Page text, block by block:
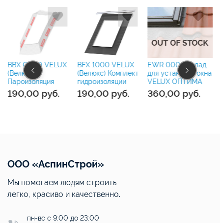
BBX 0000 VELUX
(Велюкс)
Пароизоляция
190,00 руб.
BFX 1000 VELUX
(Велюкс) Комплект
гидроизоляции
190,00 руб.
OUT OF STOCK
EWR 0000 оклад
для установки окна
VELUX ОПТИМА
360,00 руб.
ООО «АспинСтрой»
Мы помогаем людям строить
легко, красиво и качественно.
пн-вс с 9:00 до 23:00